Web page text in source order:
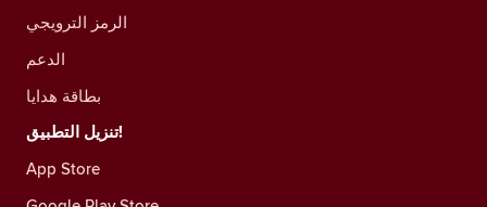
الرمز الترويجي
الدعم
بطاقة هدايا
تنزيل التطبيق!
App Store